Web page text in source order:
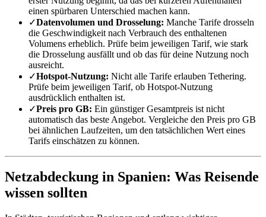
einen spürbaren Unterschied machen kann.
✓Datenvolumen und Drosselung: Manche Tarife drosseln
die Geschwindigkeit nach Verbrauch des enthaltenen
Volumens erheblich. Prüfe beim jeweiligen Tarif, wie stark
die Drosselung ausfällt und ob das für deine Nutzung noch
ausreicht.
✓Hotspot-Nutzung: Nicht alle Tarife erlauben Tethering.
Prüfe beim jeweiligen Tarif, ob Hotspot-Nutzung
ausdrücklich enthalten ist.
✓Preis pro GB: Ein günstiger Gesamtpreis ist nicht
automatisch das beste Angebot. Vergleiche den Preis pro GB
bei ähnlichen Laufzeiten, um den tatsächlichen Wert eines
Tarifs einschätzen zu können.
Netzabdeckung in Spanien: Was Reisende
wissen sollten